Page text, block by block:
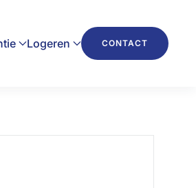
Logeren CONTACT